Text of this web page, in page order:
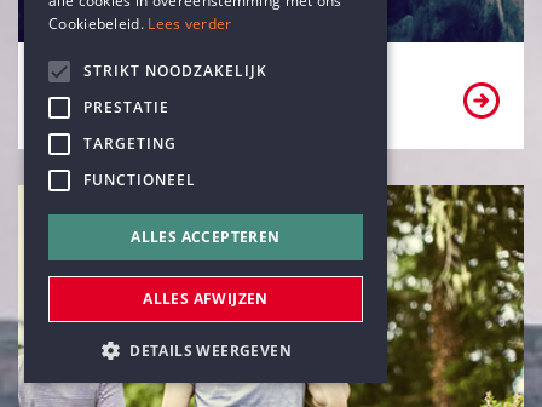
Ben ik een vrijzinnig-humanist?
Cookiebeleid. Lees verder
STRIKT NOODZAKELIJK
PRESTATIE
TARGETING
FUNCTIONEEL
ALLES ACCEPTEREN
ALLES AFWIJZEN
DETAILS WEERGEVEN